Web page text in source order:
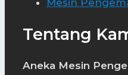
Tentang
Aneka Mesin